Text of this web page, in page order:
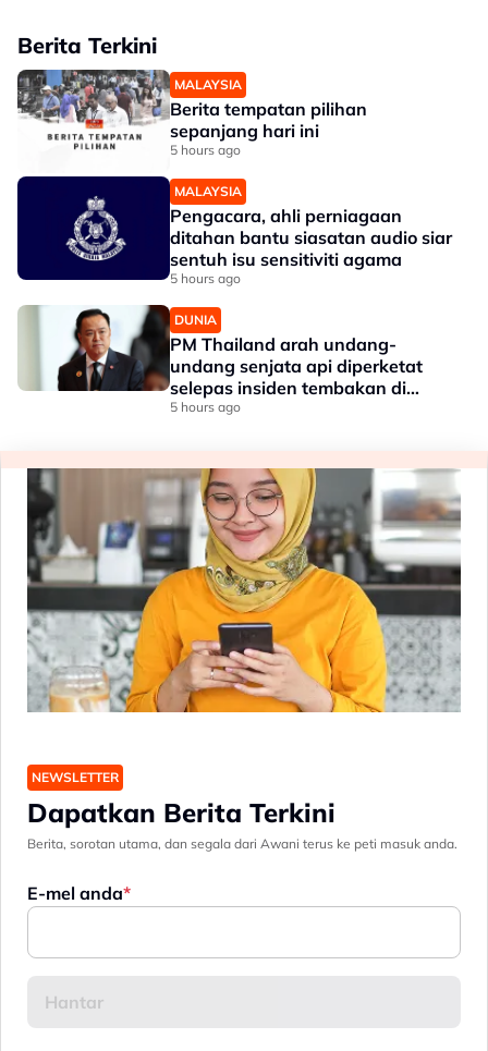
Berita Terkini
MALAYSIA
Berita tempatan pilihan
sepanjang hari ini
5 hours ago
MALAYSIA
Pengacara, ahli perniagaan
ditahan bantu siasatan audio siar
sentuh isu sensitiviti agama
5 hours ago
DUNIA
PM Thailand arah undang-
undang senjata api diperketat
selepas insiden tembakan di
sekolah
5 hours ago
NEWSLETTER
Dapatkan Berita Terkini
Berita, sorotan utama, dan segala dari Awani terus ke peti masuk anda.
E-mel anda